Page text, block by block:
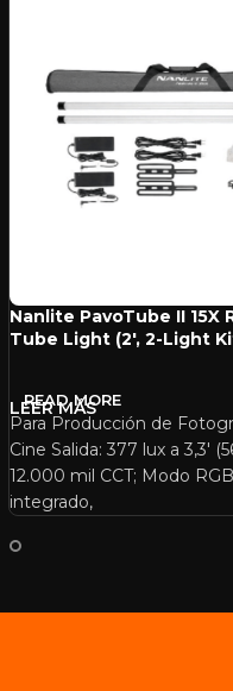
Nanlite PavoTube II 15X
Tube Light (2′, 2-Light
READ MORE
Para Producción de
Cine Salida: 377 lux a 3,3′
12.000 mil CCT; Modo
integrado,